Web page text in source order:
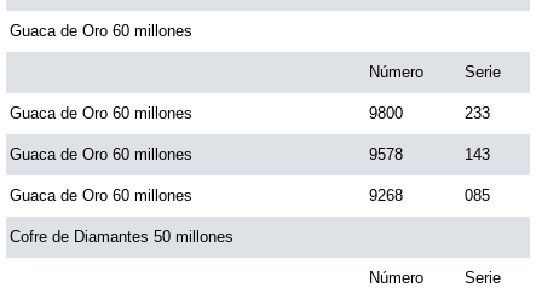
Pick 3 Día
Pick 3 Noche
Pick 4 Día
Pick 4 Noche
Guaca de Oro 60 millones
Número Serie
Guaca de Oro 60 millones 9800 233
Guaca de Oro 60 millones 9578 143
Guaca de Oro 60 millones 9268 085
Cofre de Diamantes 50 millones
Número Serie